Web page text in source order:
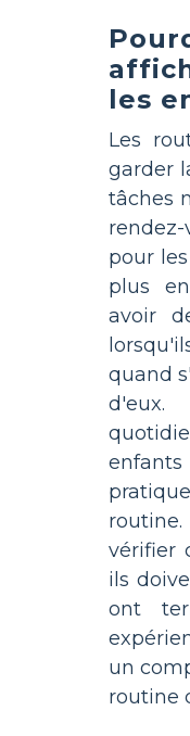
les
Les
garder
tâches
pour
plus
avoir
quand
vérifier
ils
ont
un
routine